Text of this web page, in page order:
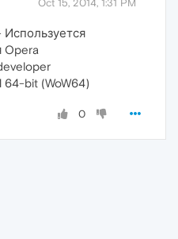
Oct 15, 2014, 1:31 PM
Используется
Opera
64-bit (WoW64)
0